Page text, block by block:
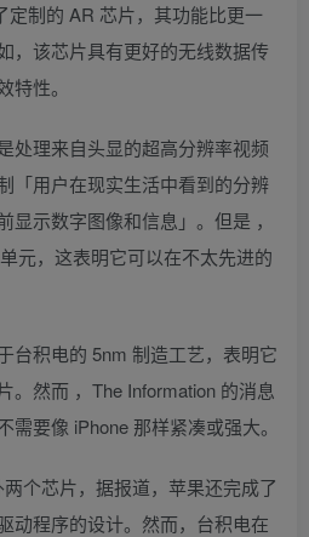
制的 AR 芯片，其功能比更一
，该芯片具有更好的无线数据传
性。
理来自头显的超高分辨率视频
「用户在现实生活中看到的分辨
显示数字图像和信息」。但是 ，
元，这表明它可以在不太先进的
积电的 5nm 制造工艺，表明它
。然而 ，The Information 的消息
需要像 iPhone 那样紧凑或强大。
芯片，据报道，苹果还完成了
动程序的设计。然而，台积电在